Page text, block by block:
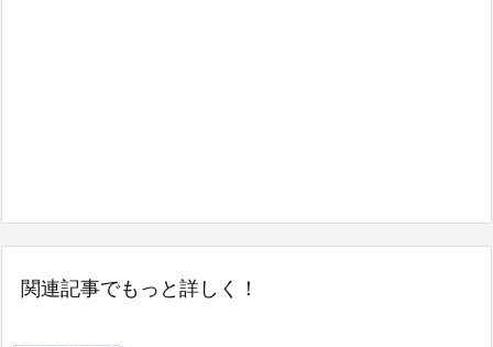
関連記事でもっと詳しく！